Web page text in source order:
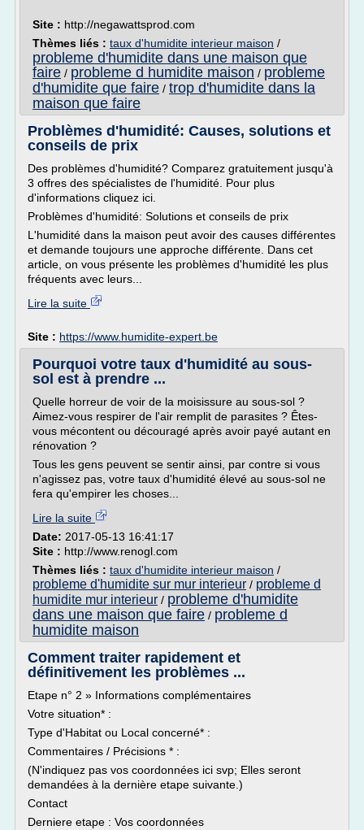
Site : http://negawattsprod.com
Thèmes liés : taux d'humidite interieur maison /
probleme d'humidite dans une maison que
faire / probleme d humidite maison / probleme
d'humidite que faire / trop d'humidite dans la
maison que faire
Problèmes d'humidité: Causes, solutions et
conseils de prix
Des problèmes d'humidité? Comparez gratuitement jusqu'à
3 offres des spécialistes de l'humidité. Pour plus
d'informations cliquez ici.
Problèmes d'humidité: Solutions et conseils de prix
L'humidité dans la maison peut avoir des causes différentes
et demande toujours une approche différente. Dans cet
article, on vous présente les problèmes d'humidité les plus
fréquents avec leurs...
Lire la suite
Site : https://www.humidite-expert.be
Pourquoi votre taux d'humidité au sous-
sol est à prendre ...
Quelle horreur de voir de la moisissure au sous-sol ?
Aimez-vous respirer de l'air remplit de parasites ? Êtes-
vous mécontent ou découragé après avoir payé autant en
rénovation ?
Tous les gens peuvent se sentir ainsi, par contre si vous
n'agissez pas, votre taux d'humidité élevé au sous-sol ne
fera qu'empirer les choses...
Lire la suite
Date: 2017-05-13 16:41:17
Site : http://www.renogl.com
Thèmes liés : taux d'humidite interieur maison /
probleme d'humidite sur mur interieur / probleme d
humidite mur interieur / probleme d'humidite
dans une maison que faire / probleme d
humidite maison
Comment traiter rapidement et
définitivement les problèmes ...
Etape n° 2 » Informations complémentaires
Votre situation* :
Type d'Habitat ou Local concerné* :
Commentaires / Précisions * :
(N'indiquez pas vos coordonnées ici svp; Elles seront
demandées à la dernière etape suivante.)
Contact
Derniere etape : Vos coordonnées